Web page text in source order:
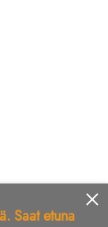
Saat etuna